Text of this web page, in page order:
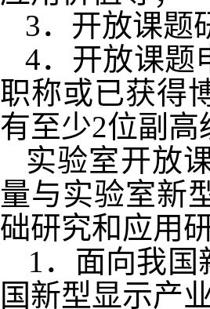
3．开放课题
4．开放课题
职称或已获得
有至少2位副高
实验室开放
量与实验室新
础研究和应用
1 ．面向我
国新型显示产